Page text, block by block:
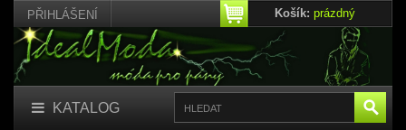
PŘIHLÁŠENÍ Košík: prázdný
KATALOG